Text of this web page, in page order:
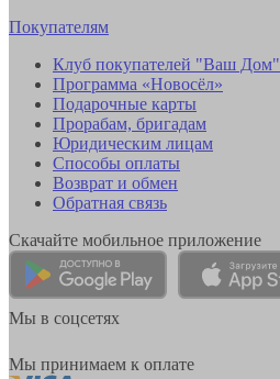
Покупателям
Клуб покупателей "Ваш Дом"
Программа «Новосёл»
Подарочные карты
Прорабам, бригадам
Юридическим лицам
Способы оплаты
Возврат и обмен
Обратная связь
Скачайте мобильное приложение
Мы в соцсетях
Мы принимаем к оплате